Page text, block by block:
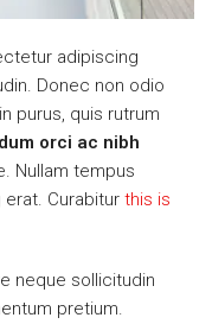
adipiscing
Donec non odio
purus, quis rutrum
orci ac nibh
Nullam tempus
Curabitur this is
neque sollicitudin
pretium.